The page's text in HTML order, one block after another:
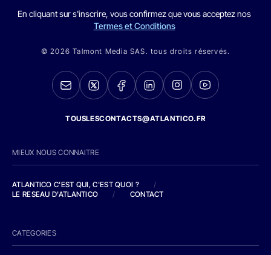
En cliquant sur s'inscrire, vous confirmez que vous acceptez nos
Termes et Conditions
© 2026 Talmont Media SAS. tous droits réservés.
TOUSLESCONTACTS@ATLANTICO.FR
MIEUX NOUS CONNAITRE
ATLANTICO C'EST QUI, C'EST QUOI ?
/
LE RESEAU D'ATLANTICO
/ CONTACT
CATEGORIES